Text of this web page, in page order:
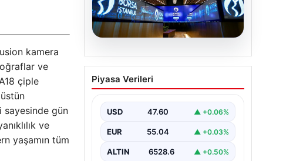
kamera
ve
çiple
sayesinde gün
ve
yaşamın tüm
05.08.2026
Yatırım araçlarının
haftalık performansı
Borsa İstanbul'da işlem gören
ortalama yüzde 0,27 değer
Piyasa Verileri
USD 47.60 ▲ +0.06%
EUR 55.04 ▲ +0.03%
ALTIN 6528.6 ▲ +0.50%